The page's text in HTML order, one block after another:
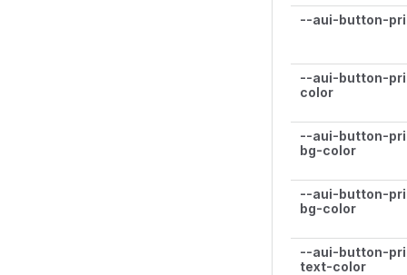
--aui-button-
--aui-button-
color
--aui-button-
bg-color
--aui-button-
bg-color
--aui-button-
text-color